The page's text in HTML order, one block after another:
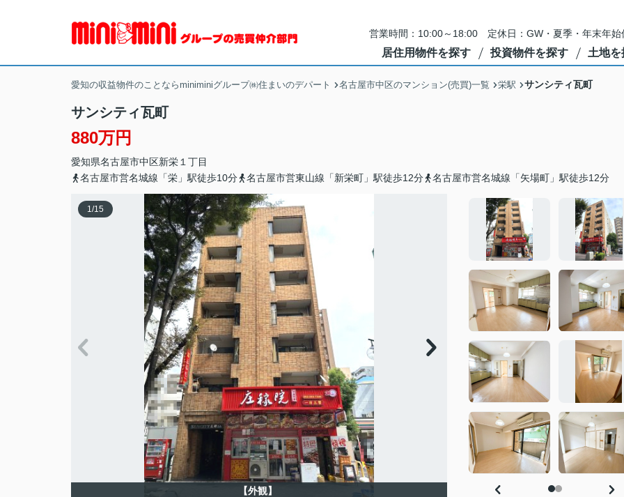
営業時間：10:00～18:00 定休日：GW・夏季・年末年始
居住用物件を探す 投資物件を探す 土地を
愛知の収益物件のことならminiminiグループ㈱住まいのデパート 名古屋市中区のマンション(売買)一覧 栄駅 サンシティ瓦町
サンシティ瓦町
880万円
愛知県名古屋市中区新栄 １丁目
名古屋市営名城線「栄」駅徒歩10分
名古屋市営東山線「新栄町」駅徒歩12分 名古屋市営名城線「矢場町」駅徒歩12分
1/15
【外観】